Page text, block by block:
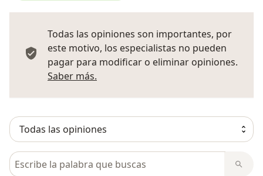
Todas las opiniones son importantes, por
este motivo, los especialistas no pueden
pagar para modificar o eliminar opiniones.
Saber más.
Busca en opiniones